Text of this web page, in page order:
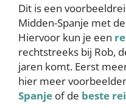
Dit is een
Midden-Spanje met
Hiervoor kun je een
rechtstreeks bij Rob,
jaren komt. Eerst
hier meer
Spanje of de beste